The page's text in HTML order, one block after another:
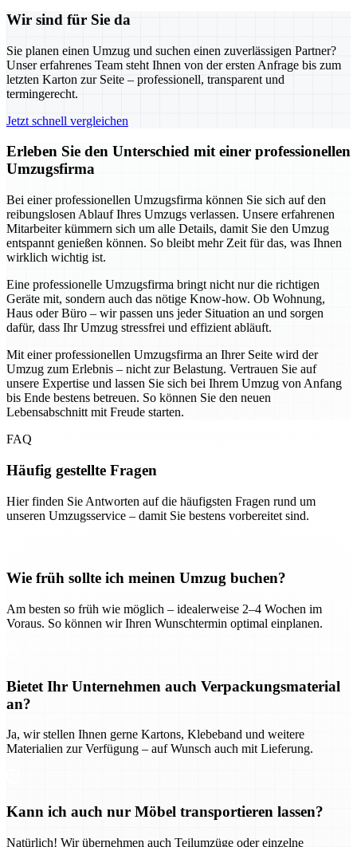
Wir sind für Sie da
Sie planen einen Umzug und suchen einen zuverlässigen Partner?
Unser erfahrenes Team steht Ihnen von der ersten Anfrage bis zum
letzten Karton zur Seite – professionell, transparent und
termingerecht.
Jetzt schnell vergleichen
Erleben Sie den Unterschied mit einer professionellen
Umzugsfirma
Bei einer professionellen Umzugsfirma können Sie sich auf den
reibungslosen Ablauf Ihres Umzugs verlassen. Unsere erfahrenen
Mitarbeiter kümmern sich um alle Details, damit Sie den Umzug
entspannt genießen können. So bleibt mehr Zeit für das, was Ihnen
wirklich wichtig ist.
Eine professionelle Umzugsfirma bringt nicht nur die richtigen
Geräte mit, sondern auch das nötige Know-how. Ob Wohnung,
Haus oder Büro – wir passen uns jeder Situation an und sorgen
dafür, dass Ihr Umzug stressfrei und effizient abläuft.
Mit einer professionellen Umzugsfirma an Ihrer Seite wird der
Umzug zum Erlebnis – nicht zur Belastung. Vertrauen Sie auf
unsere Expertise und lassen Sie sich bei Ihrem Umzug von Anfang
bis Ende bestens betreuen. So können Sie den neuen
Lebensabschnitt mit Freude starten.
FAQ
Häufig gestellte Fragen
Hier finden Sie Antworten auf die häufigsten Fragen rund um
unseren Umzugsservice – damit Sie bestens vorbereitet sind.
Wie früh sollte ich meinen Umzug buchen?
Am besten so früh wie möglich – idealerweise 2–4 Wochen im
Voraus. So können wir Ihren Wunschtermin optimal einplanen.
Bietet Ihr Unternehmen auch Verpackungsmaterial
an?
Ja, wir stellen Ihnen gerne Kartons, Klebeband und weitere
Materialien zur Verfügung – auf Wunsch auch mit Lieferung.
Kann ich auch nur Möbel transportieren lassen?
Natürlich! Wir übernehmen auch Teilumzüge oder einzelne